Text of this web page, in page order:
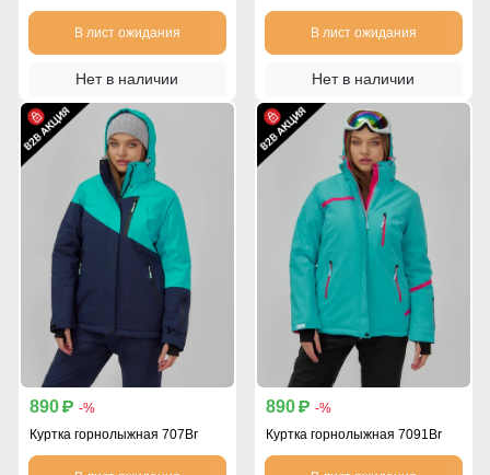
В лист ожидания
Нет в наличии
В лист ожидания
Нет в наличии
890 p -%
Куртка горнолыжная 707Br
890 p -%
Куртка горнолыжная 7091Br